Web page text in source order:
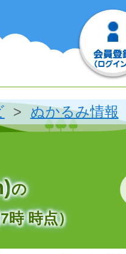
ぬかるみ情報
の
時点）